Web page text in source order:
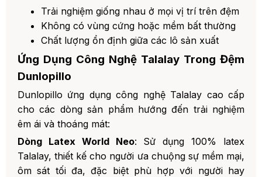
Trải nghiệm giống nhau ở mọi vị trí trên đệm
Không có vùng cứng hoặc mềm bất thường
Chất lượng ổn định giữa các lô sản xuất
Ứng Dụng Công Nghệ Talalay Trong Đệm
Dunlopillo
Dunlopillo ứng dụng công nghệ Talalay cao cấp
cho các dòng sản phẩm hướng đến trải nghiệm
êm ái và thoáng mát:
Dòng Latex World Neo: Sử dụng 100% latex
Talalay, thiết kế cho người ưa chuộng sự mềm mại,
ôm sát tối đa, đặc biệt phù hợp với người hay